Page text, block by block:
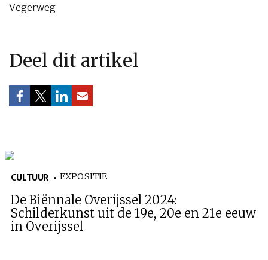
Vegerweg
Deel dit artikel
CULTUUR EXPOSITIE
De Biënnale Overijssel 2024:
Schilderkunst uit de 19e, 20e en 21e eeuw
in Overijssel